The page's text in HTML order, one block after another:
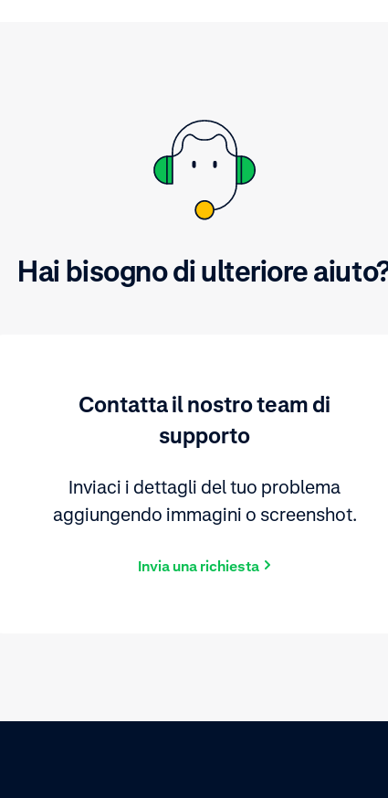
Hai bisogno di ulteriore
Contatta il nostro team di
supporto
Inviaci i dettagli del tuo problema
aggiungendo immagini o screenshot.
Invia una richiesta